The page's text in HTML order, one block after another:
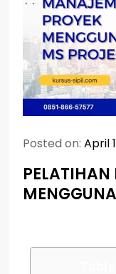
Posted on: April